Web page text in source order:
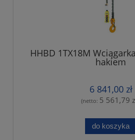
HHBD 1TX18M
hakiem
6 841,00 zł
(netto: 5 561,79
do koszyka